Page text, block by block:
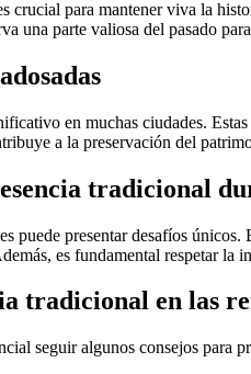
crucial para mantener viva la
una parte valiosa del pasado
en muchas ciudades.
a la preservación del
tradicional
puede presentar desafíos
es fundamental respetar
tradicional en las
seguir algunos consejos para